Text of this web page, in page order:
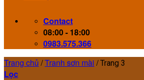
Contact
08:00 - 18:00
0983.575.366
Trang chủ /Tranh sơn mài /Trang 3
Lọc